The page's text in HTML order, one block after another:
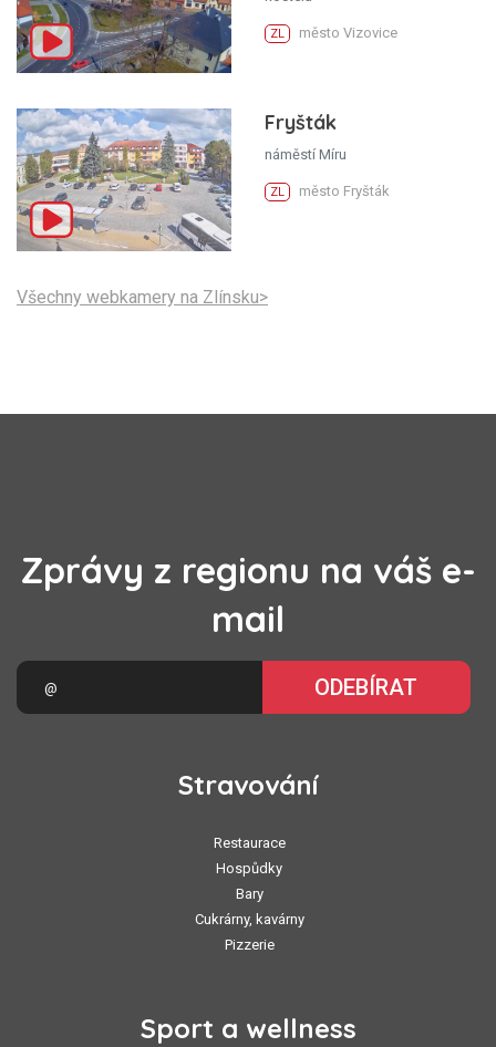
ZL město Vizovice
Fryšták
náměstí Míru
ZL město Fryšták
Všechny webkamery na Zlínsku>
Zprávy z regionu na váš e-
mail
ODEBÍRAT
Stravování
Restaurace
Hospůdky
Bary
Cukrárny, kavárny
Pizzerie
Sport a wellness